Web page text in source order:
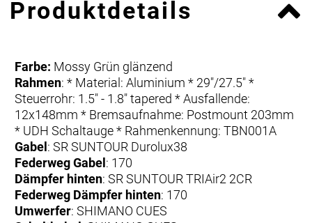
Produktdetails
Farbe: Mossy Grün glänzend
Rahmen: * Material: Aluminium * 29"/27.5" *
Steuerrohr: 1.5" - 1.8" tapered * Ausfallende:
12x148mm * Bremsaufnahme: Postmount 203mm
* UDH Schaltauge * Rahmenkennung: TBN001A
Gabel : SR SUNTOUR Durolux38
Federweg Gabel : 170
Dämpfer hinten: SR SUNTOUR TRIAir2 2CR
Federweg Dämpfer hinten: 170
Umwerfer: SHIMANO CUES